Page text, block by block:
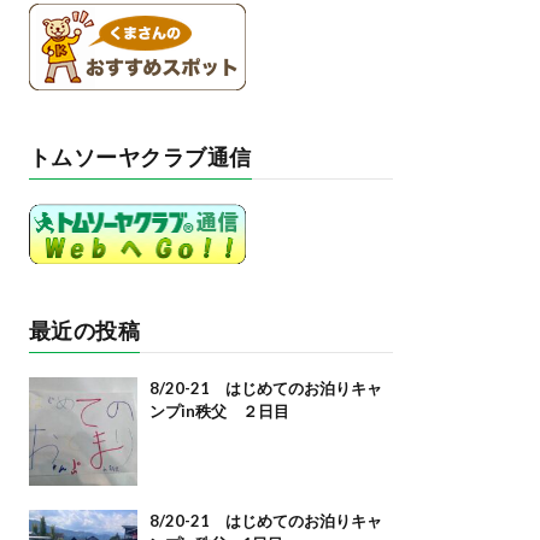
トムソーヤクラブ通信
最近の投稿
8/20-21 はじめてのお泊りキャ
ンプin秩父 ２日目
8/20-21 はじめてのお泊りキャ